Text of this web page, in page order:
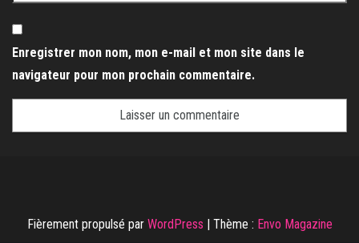
Enregistrer mon nom, mon e-mail et mon site dans le
navigateur pour mon prochain commentaire.
Fièrement propulsé par WordPress | Thème : Envo Magazine